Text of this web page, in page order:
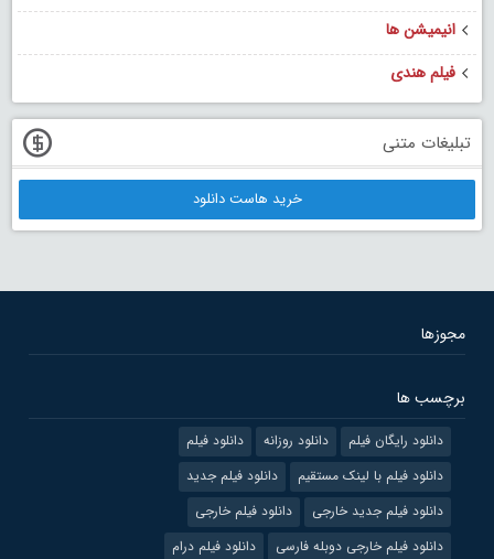
انیمیشن ها
فیلم هندی
تبلیغات متنی
خرید هاست دانلود
مجوزها
برچسب ها
دانلود رایگان فیلم دانلود روزانه
دانلود فیلم
دانلود فیلم با لینک مستقیم
دانلود فیلم جدید
دانلود فیلم جدید خارجی
دانلود فیلم خارجی
دانلود فیلم خارجی دوبله فارسی
دانلود فیلم درام